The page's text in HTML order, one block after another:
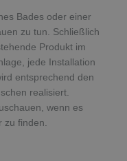
Bades oder einer
zu tun. Schließlich
Produkt im
jede Installation
entsprechend den
realisiert.
wenn es
zu finden.